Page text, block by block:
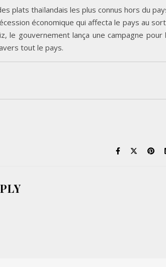
plats thaïlandais les plus connus hors du
économique qui affecta le pays au
le gouvernement lança une campagne pour
tout le pays.